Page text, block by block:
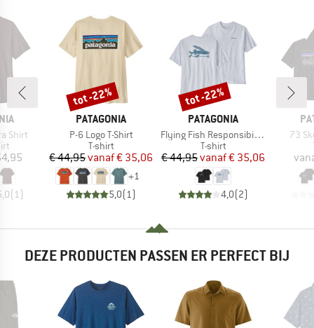
Shirt
( 1)
MERK
PATAGONIA
Artikel
P-6 Logo T-Shirt
Productgroep
T-shirt
Prijs
€ 44,95 Verlaagde prijs
vanaf€ 35,06
+1
5,0( 1)
Korting
tot -22%
MERK
PATAGONIA
Artikel
Flying Fish Responsibili-Tee
Productgroep
T-shirt
Prijs
€ 44,95 Verlaagde prijs
vanaf€ 35,06
4,0(2)
Korting
tot -22%
Artikel
73
DEZE PRODUCTEN PASSEN ER PERFECT BIJ